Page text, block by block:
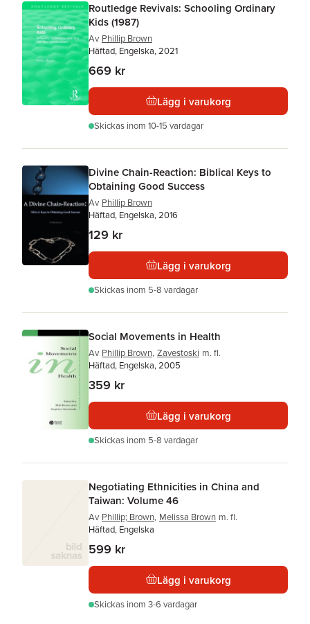
Routledge Revivals: Schooling Ordinary
Kids (1987)
Av Phillip Brown
Häftad, Engelska, 2021
669 kr
Lägg i varukorg
Skickas inom 10-15 vardagar
Divine Chain-Reaction: Biblical Keys to
Obtaining Good Success
Av Phillip Brown
Häftad, Engelska, 2016
129 kr
Lägg i varukorg
Skickas inom 5-8 vardagar
Social Movements in Health
Av Phillip Brown, Zavestoski m. fl.
Häftad, Engelska, 2005
359 kr
Lägg i varukorg
Skickas inom 5-8 vardagar
Negotiating Ethnicities in China and
Taiwan: Volume 46
Av Phillip; Brown, Melissa Brown m. fl.
Häftad, Engelska
599 kr
Lägg i varukorg
Skickas inom 3-6 vardagar